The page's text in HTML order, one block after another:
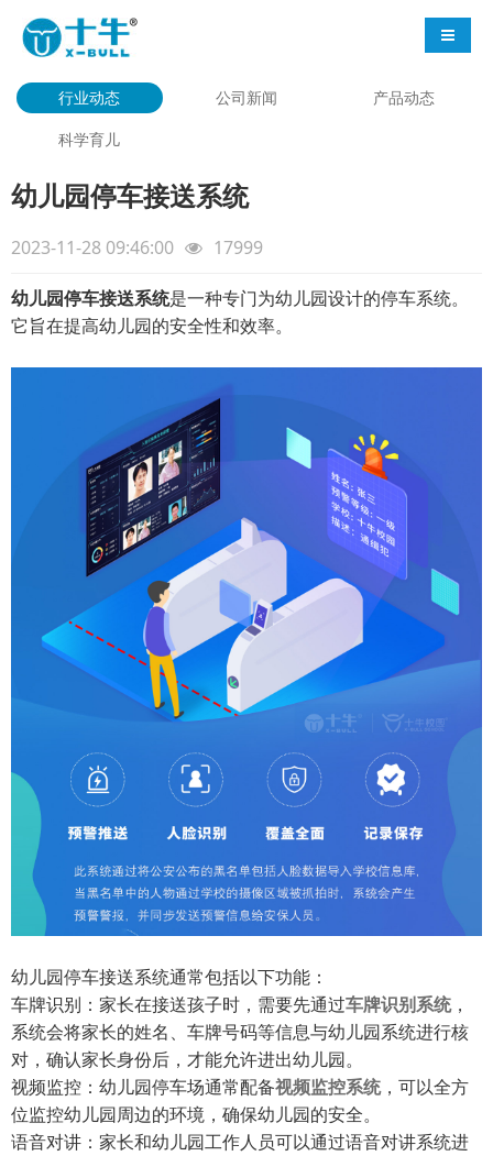
导航切
行业动态 公司新闻
产品动态
科学育儿
幼儿园停车接送系统
2023-11-28 09:46:00 17999
幼儿园停车接送系统是一种专门为幼儿园设计的停车系统。
它旨在提高幼儿园的安全性和效率。
幼儿园停车接送系统通常包括以下功能：
车牌识别：家长在接送孩子时，需要先通过车牌识别系统，
系统会将家长的姓名、车牌号码等信息与幼儿园系统进行核
对，确认家长身份后，才能允许进出幼儿园。
视频监控：幼儿园停车场通常配备视频监控系统，可以全方
位监控幼儿园周边的环境，确保幼儿园的安全。
语音对讲：家长和幼儿园工作人员可以通过语音对讲系统进